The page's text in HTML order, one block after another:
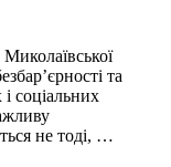
та
соціальних
не тоді, …